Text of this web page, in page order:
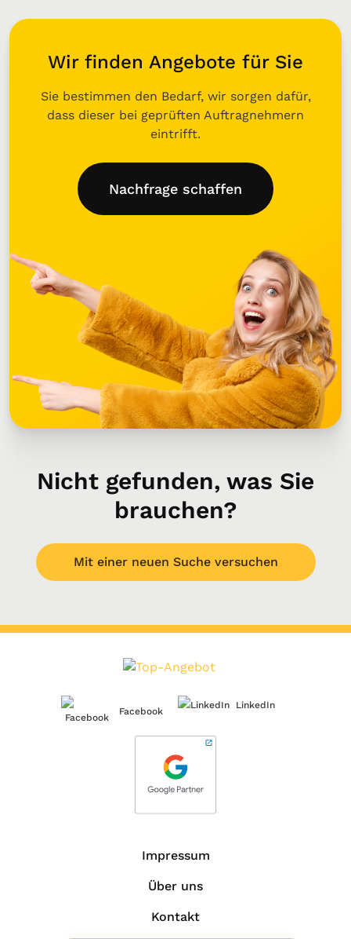
Wir finden Angebote für Sie
Sie bestimmen den Bedarf, wir sorgen dafür,
dass dieser bei geprüften Auftragnehmern
eintrifft.
Nachfrage schaffen
Nicht gefunden, was Sie
brauchen?
Mit einer neuen Suche versuchen
Facebook
LinkedIn
Impressum
Über uns
Kontakt